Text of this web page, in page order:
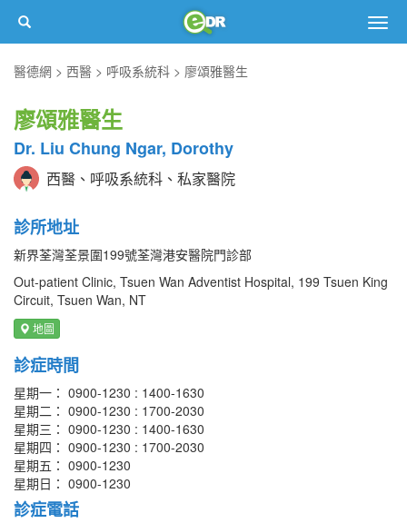
醫德網
西醫 呼吸系統科 廖頌雅醫生
廖頌雅醫生
Dr. Liu Chung Ngar, Dorothy
西醫、呼吸系統科、私家醫院
診所地址
新界荃灣荃景圍199號荃灣港安醫院門診部
Out-patient Clinic, Tsuen Wan Adventist Hospital, 199 Tsuen King
Circuit, Tsuen Wan, NT
地圖
診症時間
星期一： 0900-1230 : 1400-1630
星期二： 0900-1230 : 1700-2030
星期三： 0900-1230 : 1400-1630
星期四： 0900-1230 : 1700-2030
星期五： 0900-1230
星期日： 0900-1230
診症電話